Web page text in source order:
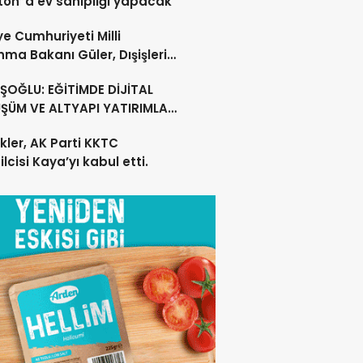
Cumhuriyeti Milli
Bakanı Güler, Dışişleri
EĞİTİMDE DİJİTAL
VE ALTYAPI YATIRIMLARI
AK Parti KKTC
Kaya’yı kabul etti.